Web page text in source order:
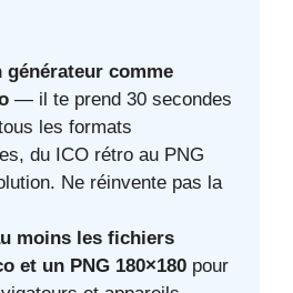
générateur comme
— il te prend 30 secondes
les formats
du ICO rétro au PNG
Ne réinvente pas la
moins les fichiers
et un PNG 180×180 pour